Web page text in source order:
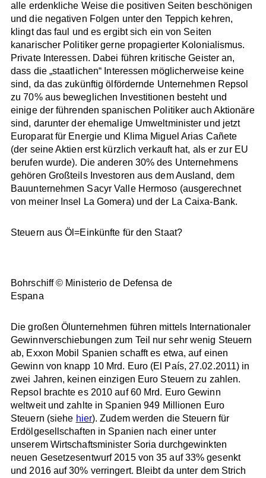
alle erdenkliche Weise die positiven Seiten beschönigen
und die negativen Folgen unter den Teppich kehren,
klingt das faul und es ergibt sich ein von Seiten
kanarischer Politiker gerne propagierter Kolonialismus.
Private Interessen. Dabei führen kritische Geister an,
dass die „staatlichen“ Interessen möglicherweise keine
sind, da das zukünftig ölfördernde Unternehmen Repsol
zu 70% aus beweglichen Investitionen besteht und
einige der führenden spanischen Politiker auch Aktionäre
sind, darunter der ehemalige Umweltminister und jetzt
Europarat für Energie und Klima Miguel Arias Cañete
(der seine Aktien erst kürzlich verkauft hat, als er zur EU
berufen wurde). Die anderen 30% des Unternehmens
gehören Großteils Investoren aus dem Ausland, dem
Bauunternehmen Sacyr Valle Hermoso (ausgerechnet
von meiner Insel La Gomera) und der La Caixa-Bank.
Steuern aus Öl=Einkünfte für den Staat?
Bohrschiff © Ministerio de Defensa de
Espana
Die großen Ölunternehmen führen mittels Internationaler
Gewinnverschiebungen zum Teil nur sehr wenig Steuern
ab, Exxon Mobil Spanien schafft es etwa, auf einen
Gewinn von knapp 10 Mrd. Euro (El País, 27.02.2011) in
zwei Jahren, keinen einzigen Euro Steuern zu zahlen.
Repsol brachte es 2010 auf 60 Mrd. Euro Gewinn
weltweit und zahlte in Spanien 949 Millionen Euro
Steuern (siehe hier). Zudem werden die Steuern für
Erdölgesellschaften in Spanien nach einer unter
unserem Wirtschaftsminister Soria durchgewinkten
neuen Gesetzesentwurf 2015 von 35 auf 33% gesenkt
und 2016 auf 30% verringert. Bleibt da unter dem Strich